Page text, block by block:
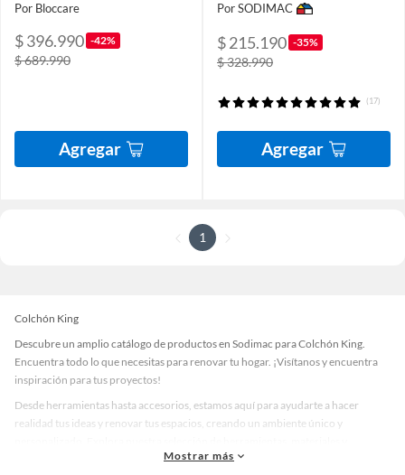
Por Bloccare
$ 396.990 -42%
$ 689.990
Agregar
Por SODIMAC
$ 215.190 -35%
$ 328.990
(17)
Agregar
1
Colchón King
Descubre un amplio catálogo de productos en Sodimac para Colchón King.
Encuentra todo lo que necesitas para renovar tu hogar. ¡Visítanos y encuentra
inspiración para tus proyectos!
Desde herramientas hasta accesorios, estamos aquí para ayudarte a hacer
realidad tus ideas y renovar tus espacios, creando un ambiente único y
accesorios de calidad que te ayudarán a crear un espacio más tú.
Mostrar más